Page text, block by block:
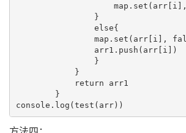
                }
                else{
map.set(arr[i],
                arr1.push(arr[i])
                }
            }
            return arr1
        }